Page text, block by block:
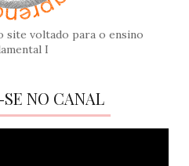
site voltado para o ensino
I
NO CANAL